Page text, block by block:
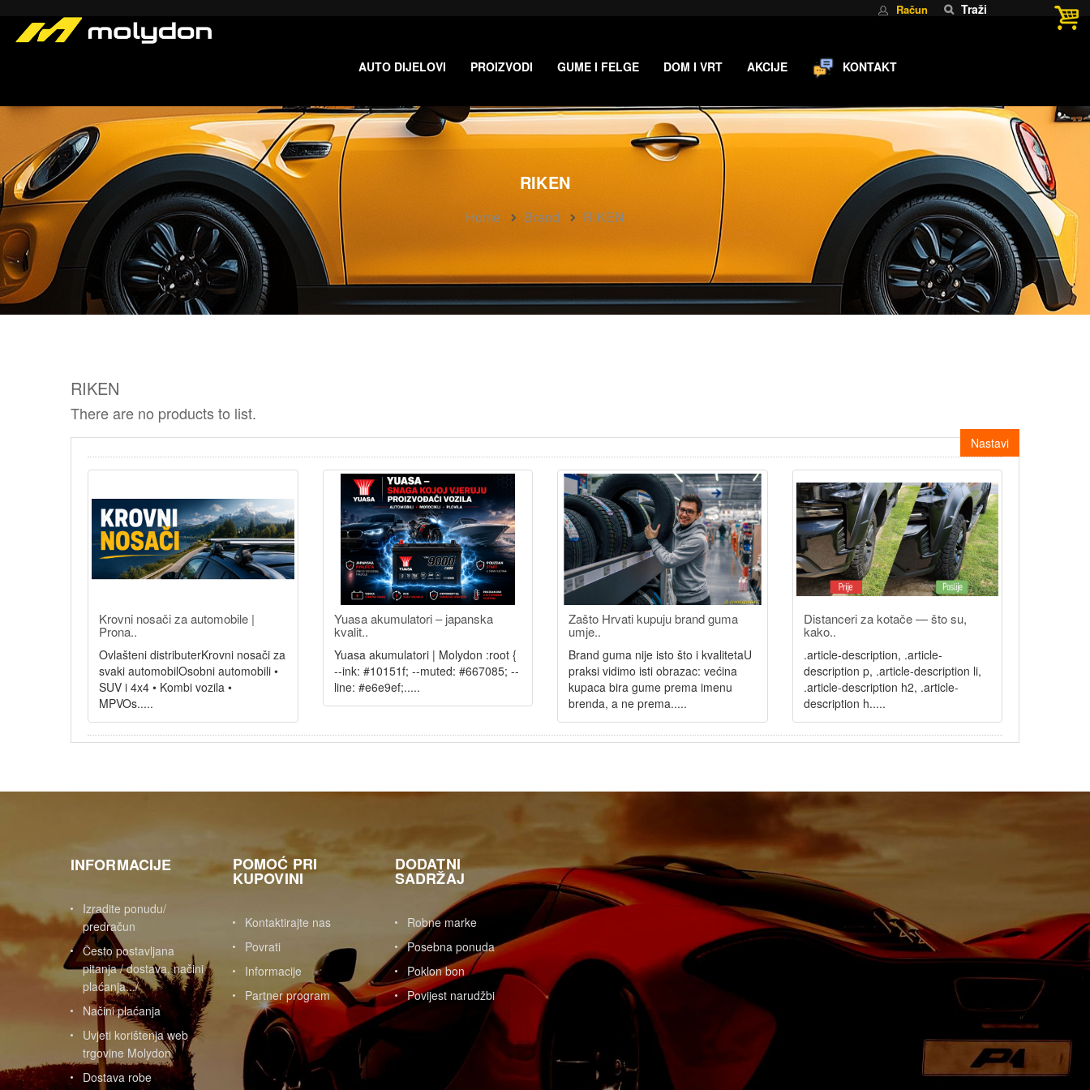
Račun Traži
AUTO DIJELOVI PROIZVODI GUME I FELGE DOM I VRT AKCIJE KONTAKT
RIKEN
Home Brand RIKEN
RIKEN
There are no products to list.
Nastavi
Krovni nosači za automobile |
Prona..
Ovlašteni distributerKrovni nosači za
svaki automobilOsobni automobili •
SUV i 4x4 • Kombi vozila •
MPVOs.....
Yuasa akumulatori – japanska
kvalit..
Yuasa akumulatori | Molydon :root {
--ink: #10151f; --muted: #667085; --
line: #e6e9ef;.....
Zašto Hrvati kupuju brand guma
umje..
Brand guma nije isto što i kvalitetaU
praksi vidimo isti obrazac: većina
kupaca bira gume prema imenu
brenda, a ne prema.....
Distanceri za kotače — što su,
kako..
.article-description, .article-
description p, .article-description li,
.article-description h2, .article-
description h.....
INFORMACIJE
Izradite ponudu/
predračun
Često postavljana
pitanja / dostava, načini
plaćanja.../
Načini plaćanja
Uvjeti korištenja web
trgovine Molydon
Dostava robe
POMOĆ PRI
KUPOVINI
Kontaktirajte nas
Povrati
Informacije
Partner program
DODATNI
SADRŽAJ
Robne marke
Posebna ponuda
Poklon bon
Povijest narudžbi